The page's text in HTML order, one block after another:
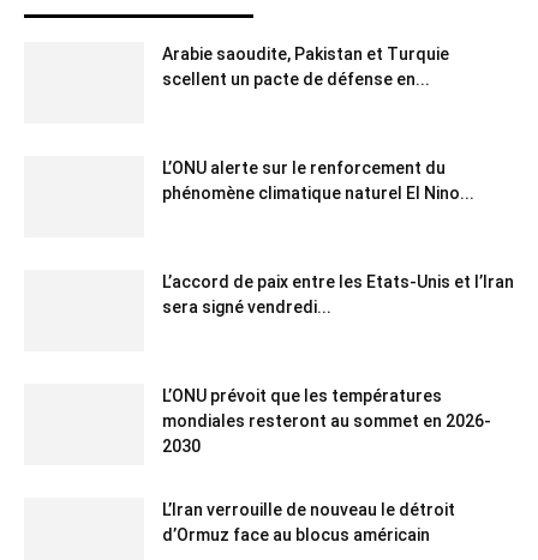
Arabie saoudite, Pakistan et Turquie
scellent un pacte de défense en...
L’ONU alerte sur le renforcement du
phénomène climatique naturel El Nino...
L’accord de paix entre les Etats-Unis et l’Iran
sera signé vendredi...
L’ONU prévoit que les températures
mondiales resteront au sommet en 2026-
2030
L’Iran verrouille de nouveau le détroit
d’Ormuz face au blocus américain